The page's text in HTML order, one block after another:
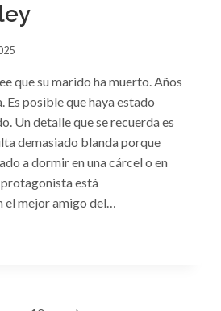
que su marido ha muerto. Años
Es posible que haya estado
Un detalle que se recuerda es
demasiado blanda porque
a dormir en una cárcel o en
protagonista está
el mejor amigo del…